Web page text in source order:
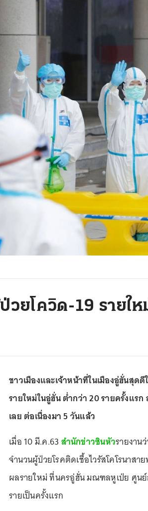
ยโควิด-19 รายให
ชาวเมืองและเจ้าหน้าที่ในเมืองอู่ฮั่นสุด
รายใหม่ในอู่ฮั่น ต่ำกว่า 20 รายครั้งแร
เลย ต่อเนื่องมา 5 วันแล้ว
เมื่อ 10 มี.ค.63 สำนักข่าวซินหัวรายงาน
จำนวนผู้ป่วยโรคติดเชื้อไวรัสโคโรนาส
ผลรายใหม่ ที่นครอู่ฮั่น มณฑลหูเป่ย ศูน
รายเป็นครั้งแรก